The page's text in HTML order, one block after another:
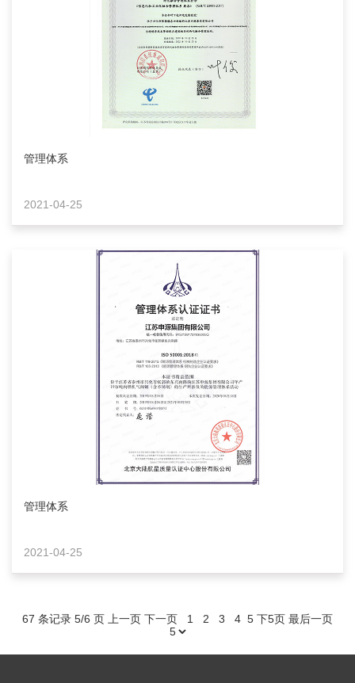
管理体系
2021-04-25
管理体系
2021-04-25
67 条记录 5/6 页 上一页 下一页 1 2 3 4 5 下5页 最后一页